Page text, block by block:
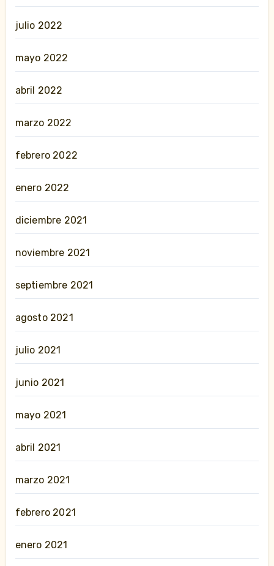
julio 2022
mayo 2022
abril 2022
marzo 2022
febrero 2022
enero 2022
diciembre 2021
noviembre 2021
septiembre 2021
agosto 2021
julio 2021
junio 2021
mayo 2021
abril 2021
marzo 2021
febrero 2021
enero 2021